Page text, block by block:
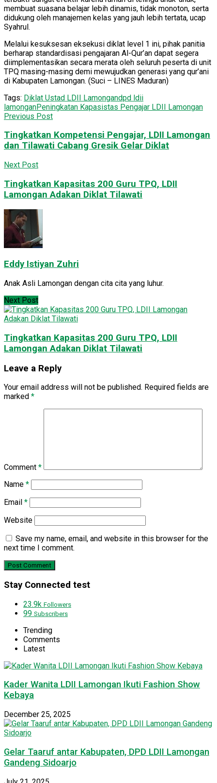
membuat suasana belajar lebih dinamis, tidak monoton, serta
didukung oleh manajemen kelas yang jauh lebih tertata, ucap
Syahrul.
Melalui kesuksesan eksekusi diklat level 1 ini, pihak panitia
berharap standardisasi pengajaran Al-Qur’an dapat segera
diimplementasikan secara merata oleh seluruh peserta di unit
TPQ masing-masing demi mewujudkan generasi yang qur’ani
di Kabupaten Lamongan. (Suci – LINES Maduran)
Tags: Diklat Ustad LDII Lamongandpd ldii
lamonganPeningkatan Kapasistas Pengajar LDII Lamongan
Previous Post
Tingkatkan Kompetensi Pengajar, LDII Lamongan
dan Tilawati Cabang Gresik Gelar Diklat
Next Post
Tingkatkan Kapasitas 200 Guru TPQ, LDII
Lamongan Adakan Diklat Tilawati
Eddy Istiyan Zuhri
Anak Asli Lamongan dengan cita cita yang luhur.
Next Post
Tingkatkan Kapasitas 200 Guru TPQ, LDII
Lamongan Adakan Diklat Tilawati
Leave a Reply
Your email address will not be published. Required fields are
marked *
Comment *
Name *
Email *
Website
Save my name, email, and website in this browser for the
next time I comment.
Stay Connected test
23.9k Followers
99 Subscribers
Trending
Comments
Latest
Kader Wanita LDII Lamongan Ikuti Fashion Show
Kebaya
December 25, 2025
Gelar Taaruf antar Kabupaten, DPD LDII Lamongan
Gandeng Sidoarjo